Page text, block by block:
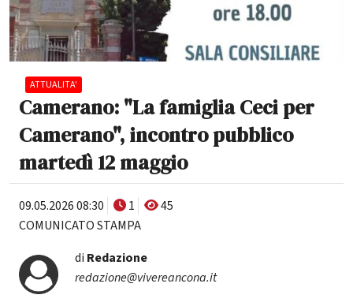
ATTUALITA'
Camerano: "La famiglia Ceci per
Camerano", incontro pubblico
martedì 12 maggio
09.05.2026 08:30 1
45
COMUNICATO STAMPA
di Redazione
redazione@vivereancona.it